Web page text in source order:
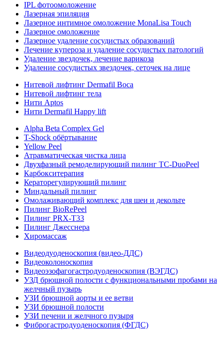
IPL фотоомоложение
Лазерная эпиляция
Лазерное интимное омоложение MonaLisa Touch
Лазерное омоложение
Лазерное удаление сосудистых образований
Лечение купероза и удаление сосудистых патологий
Удаление звездочек, лечение варикоза
Удаление сосудистых звездочек, сеточек на лице
Нитевой лифтинг Dermafil Boca
Нитевой лифтинг тела
Нити Aptos
Нити Dermafil Happy lift
Alpha Beta Complex Gel
T-Shock обёртывание
Yellow Peel
Атравматическая чистка лица
Двухфазный ремоделирующий пилинг TC-DuoPeel
Карбокситерапия
Кераторегулирующий пилинг
Миндальный пилинг
Омолаживающий комплекс для шеи и декольте
Пилинг BioRePeel
Пилинг PRX-T33
Пилинг Джесснера
Хиромассаж
Видеодуоденоскопия (видео-ДДС)
Видеоколоноскопия
Видеоэзофагогастродуоденоскопия (ВЭГДС)
УЗД брюшной полости с функциональными пробами на
желчный пузырь
УЗИ брюшной аорты и ее ветви
УЗИ брюшной полости
УЗИ печени и желчного пузыря
Фиброгастродуоденоскопия (ФГДС)